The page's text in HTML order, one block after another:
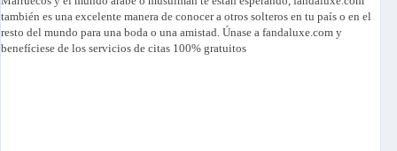
también es una excelente manera de conocer a otros solteros en tu país o en el
resto del mundo para una boda o una amistad. Únase a fandaluxe.com y
benefíciese de los servicios de citas 100% gratuitos